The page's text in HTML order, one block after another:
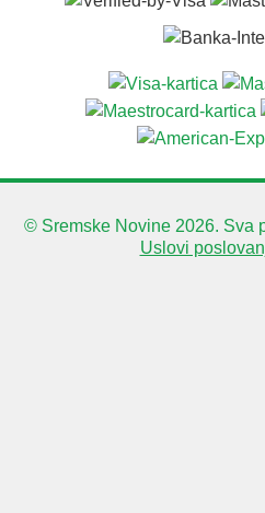
© Sremske Novine 2026. Sva
Uslovi